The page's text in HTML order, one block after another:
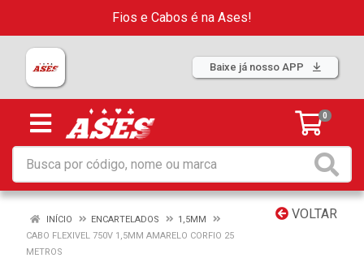
Fios e Cabos é na Ases!
Baixe já nosso APP
0
VOLTAR
INÍCIO ENCARTELADOS
1,5MM
CABO FLEXIVEL 750V 1,5MM AMARELO CORFIO 25
METROS